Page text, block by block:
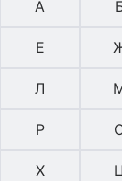
А
Е
Л
Р
Х